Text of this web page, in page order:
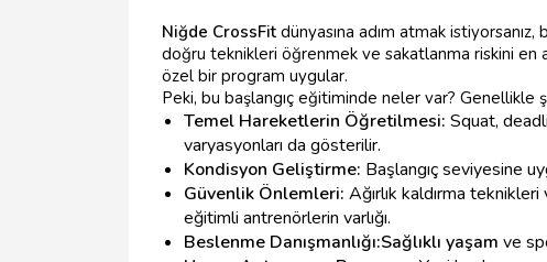
Niğde CrossFit dünyasına adım atmak
doğru teknikleri öğrenmek ve sakatlanma riskini en
özel bir program uygular.
Peki, bu başlangıç eğitiminde neler var? Genellikle
Temel Hareketlerin Öğretilmesi: Squat,
varyasyonları da gösterilir.
Kondisyon Geliştirme: Başlangıç seviyesine
Güvenlik Önlemleri: Ağırlık kaldırma
eğitimli antrenörlerin varlığı.
Beslenme Danışmanlığı:Sağlıklı yaşam ve